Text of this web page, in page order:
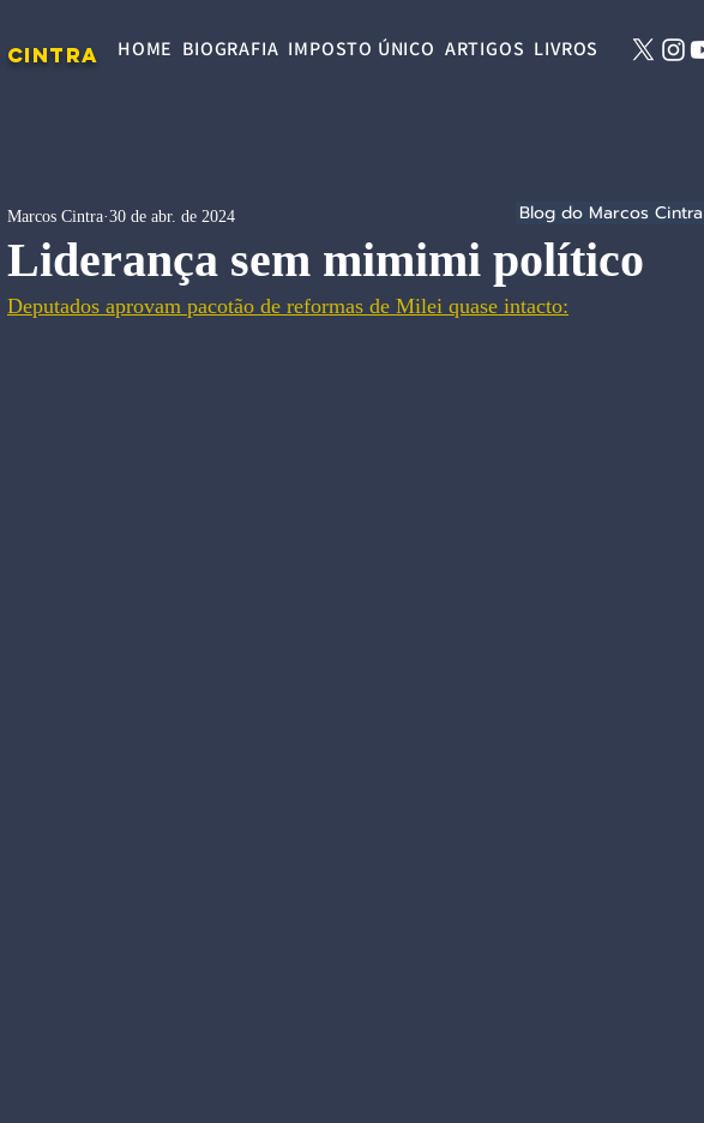
CINTRA HOME BIOGRAFIA IMPOSTO ÚNICO ARTIGOS LIVROS
Liderança sem mimimi político
Marcos Cintra 30 de abr. de 2024
Deputados aprovam pacotão de reformas de Milei quase intacto:
Blog do Marcos Cintra